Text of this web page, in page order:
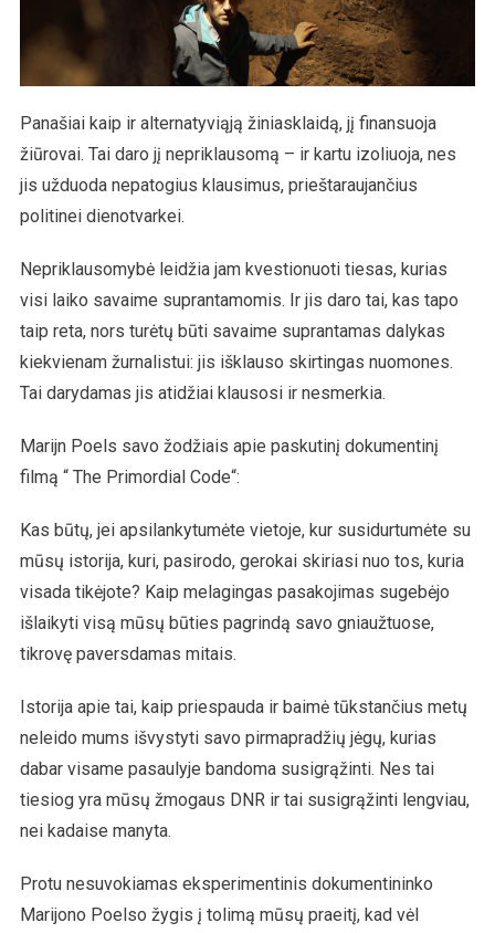
Panašiai kaip ir alternatyviąją žiniasklaidą, jį finansuoja
žiūrovai. Tai daro jį nepriklausomą – ir kartu izoliuoja, nes
jis užduoda nepatogius klausimus, prieštaraujančius
politinei dienotvarkei.
Nepriklausomybė leidžia jam kvestionuoti tiesas, kurias
visi laiko savaime suprantamomis. Ir jis daro tai, kas tapo
taip reta, nors turėtų būti savaime suprantamas dalykas
kiekvienam žurnalistui: jis išklauso skirtingas nuomones.
Tai darydamas jis atidžiai klausosi ir nesmerkia.
Marijn Poels savo žodžiais apie paskutinį dokumentinį
filmą “ The Primordial Code“:
Kas būtų, jei apsilankytumėte vietoje, kur susidurtumėte su
mūsų istorija, kuri, pasirodo, gerokai skiriasi nuo tos, kuria
visada tikėjote? Kaip melagingas pasakojimas sugebėjo
išlaikyti visą mūsų būties pagrindą savo gniaužtuose,
tikrovę paversdamas mitais.
Istorija apie tai, kaip priespauda ir baimė tūkstančius metų
neleido mums išvystyti savo pirmapradžių jėgų, kurias
dabar visame pasaulyje bandoma susigrąžinti. Nes tai
tiesiog yra mūsų žmogaus DNR ir tai susigrąžinti lengviau,
nei kadaise manyta.
Protu nesuvokiamas eksperimentinis dokumentininko
Marijono Poelso žygis į tolimą mūsų praeitį, kad vėl